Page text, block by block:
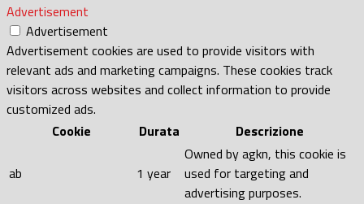
Advertisement
Advertisement
Advertisement cookies are used to provide visitors with
relevant ads and marketing campaigns. These cookies track
visitors across websites and collect information to provide
customized ads.
Cookie
Durata Descrizione
ab 1 year
Owned by agkn, this cookie is
used for targeting and
advertising purposes.